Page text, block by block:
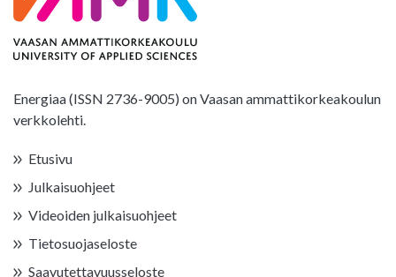
Energiaa (ISSN 2736-9005) on Vaasan ammattikorkeakoulun
verkkolehti.
Etusivu
Julkaisuohjeet
Videoiden julkaisuohjeet
Tietosuojaseloste
Saavutettavuusseloste